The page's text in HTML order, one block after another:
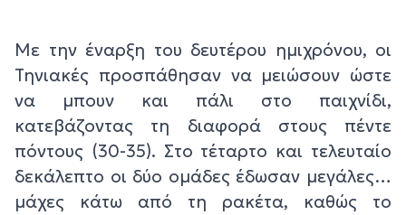
Με την έναρξη του δευτέρου ημιχρόνου, οι
Τηνιακές προσπάθησαν να μειώσουν ώστε
να μπουν και πάλι στο παιχνίδι,
κατεβάζοντας τη διαφορά στους πέντε
πόντους (30-35). Στο τέταρτο και τελευταίο
δεκάλεπτο οι δύο ομάδες έδωσαν μεγάλες…
μάχες κάτω από τη ρακέτα, καθώς το